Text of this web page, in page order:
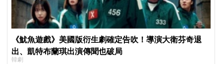
《魷魚遊戲》美國版衍生劇確定告吹！導演大衛芬奇退
出、凱特布蘭琪出演傳聞也破局
韓劇